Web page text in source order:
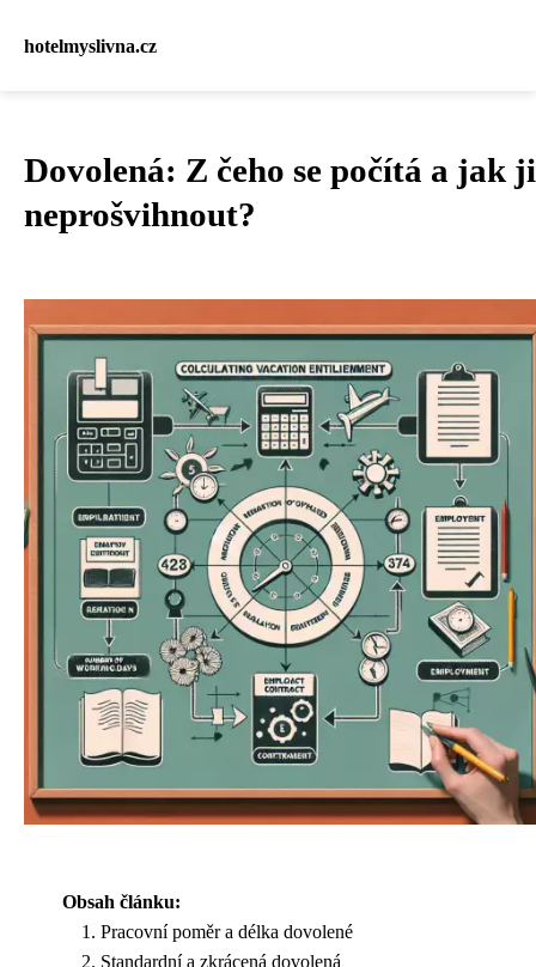
hotelmyslivna.cz
Dovolená: Z čeho se počítá a jak ji
neprošvihnout?
Obsah článku:
Pracovní poměr a délka dovolené
Standardní a zkrácená dovolená